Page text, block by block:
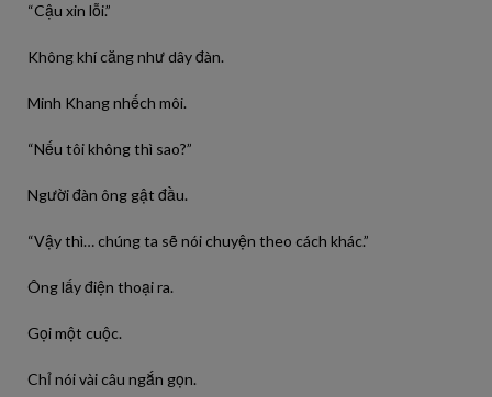
“Cậu xin lỗi.”
Không khí căng như dây đàn.
Minh Khang nhếch môi.
“Nếu tôi không thì sao?”
Người đàn ông gật đầu.
“Vậy thì… chúng ta sẽ nói chuyện theo cách khác.”
Ông lấy điện thoại ra.
Gọi một cuộc.
Chỉ nói vài câu ngắn gọn.